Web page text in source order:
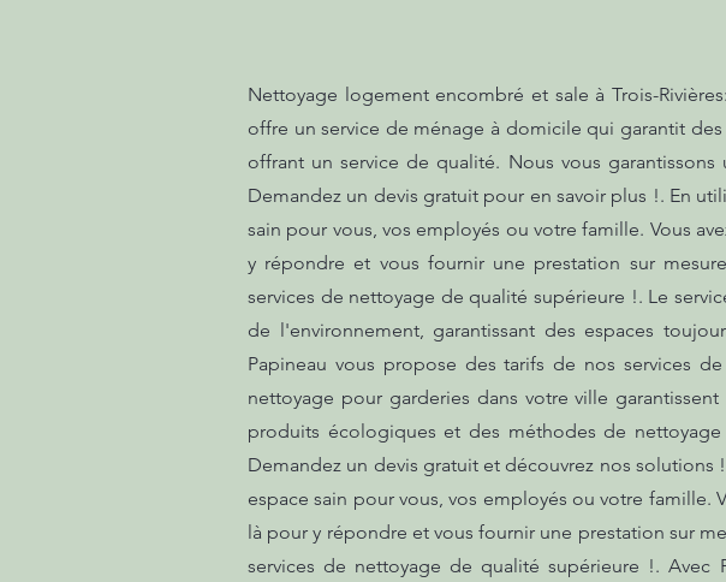
Nettoyage logement encombré et sale à Trois-
offre un service de ménage à domicile qui garantit
offrant un service de qualité. Nous vous
Demandez un devis gratuit pour en savoir plus !. En
sain pour vous, vos employés ou votre famille. Vous
y répondre et vous fournir une prestation sur
services de nettoyage de qualité supérieure !. Le
de l'environnement, garantissant des espaces
Papineau vous propose des tarifs de nos services
nettoyage pour garderies dans votre ville
produits écologiques et des méthodes de
Demandez un devis gratuit et découvrez nos
espace sain pour vous, vos employés ou votre famille.
là pour y répondre et vous fournir une prestation sur
services de nettoyage de qualité supérieure !. Avec